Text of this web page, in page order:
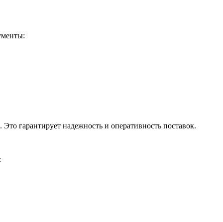
гарантирует надежность и оперативность поставок.